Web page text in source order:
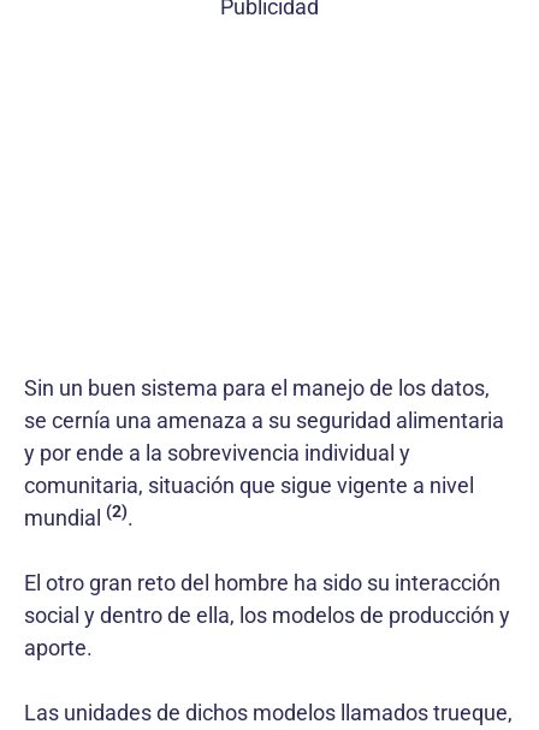
Publicidad
Sin un buen sistema para el manejo de los datos,
se cernía una amenaza a su seguridad alimentaria
y por ende a la sobrevivencia individual y
comunitaria, situación que sigue vigente a nivel
mundial (2).
El otro gran reto del hombre ha sido su interacción
social y dentro de ella, los modelos de producción y
aporte.
Las unidades de dichos modelos llamados trueque,